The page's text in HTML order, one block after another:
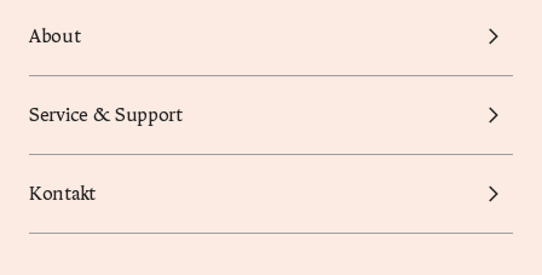
About
Service & Support
Kontakt